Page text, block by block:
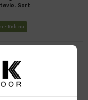
Sort
- Køb nu